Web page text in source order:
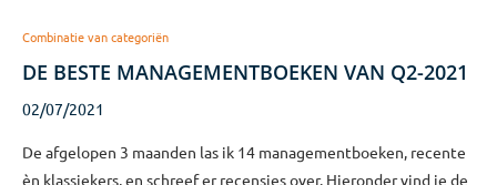
Combinatie van categoriën
DE BESTE MANAGEMENTBOEKEN VAN Q2-2021
02/07/2021
De afgelopen 3 maanden las ik 14 managementboeken, recente
èn klassiekers, en schreef er recensies over. Hieronder vind je de